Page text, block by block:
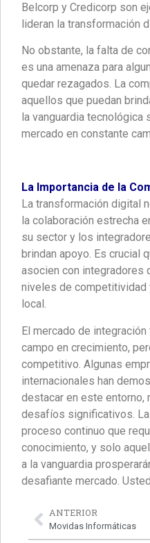
Belcorp y Credicorp son
lideran la transformación
No obstante, la falta de
es una amenaza para
quedar rezagados. La
aquellos que puedan
la vanguardia tecnológica
mercado en constante
La Importancia de la
La transformación digital
la colaboración estrecha
su sector y los
brindan apoyo. Es crucial
asocien con integradores
niveles de competitividad
local.
El mercado de
campo en crecimiento,
competitivo. Algunas
internacionales han
destacar en este entorno,
desafíos significativos.
proceso continuo que
conocimiento, y solo
a la vanguardia
desafiante mercado.
ANTERIOR
Movidas Informáticas